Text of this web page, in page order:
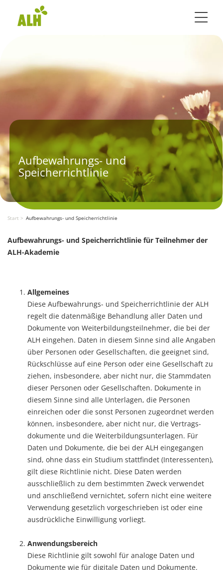
Toggle
Aufbewahrungs- und
Speicherrichtlinie
Start Aufbewahrungs- und Speicherrichtlinie
Aufbewahrungs- und Speicherrichtlinie für Teilnehmer der
ALH-Akademie
Allgemeines
Diese Aufbewahrungs- und Speicherrichtlinie der ALH
regelt die datenmäßige Behandlung aller Daten und
Dokumente von Weiterbildungsteilnehmer, die bei der
ALH eingehen. Daten in diesem Sinne sind alle Angaben
über Personen oder Gesellschaften, die geeignet sind,
Rückschlüsse auf eine Person oder eine Gesellschaft zu
ziehen, insbesondere, aber nicht nur, die Stammdaten
dieser Personen oder Gesellschaften. Dokumente in
diesem Sinne sind alle Unterlagen, die Personen
einreichen oder die sonst Personen zugeordnet werden
können, insbesondere, aber nicht nur, die Vertrags­
dokumente und die Weiterbildungsunterlagen. Für
Daten und Dokumente, die bei der ALH eingegangen
sind, ohne dass ein Studium stattfindet (Interessenten),
gilt diese Richtlinie nicht. Diese Daten werden
ausschließlich zu dem bestimmten Zweck verwendet
und anschließend vernichtet, sofern nicht eine weitere
Verwendung gesetzlich vorgeschrieben ist oder eine
ausdrückliche Einwilligung vorliegt.
Anwendungsbereich
Diese Richtlinie gilt sowohl für analoge Daten und
Dokumente wie für digitale Daten und Dokumente.